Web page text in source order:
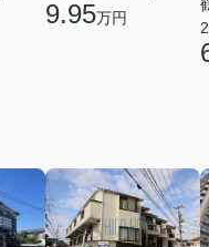
9.95万円